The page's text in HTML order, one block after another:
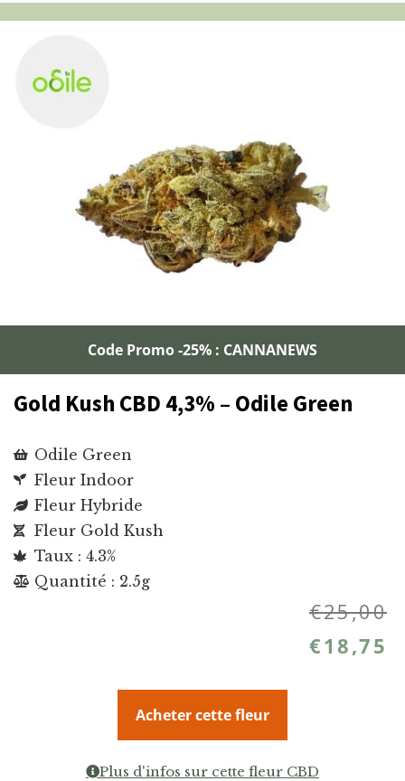
Code Promo -25% : CANNANEWS
Gold Kush CBD 4,3% – Odile Green
Odile Green
Fleur Indoor
Fleur Hybride
Fleur Gold Kush
Taux : 4.3%
Quantité : 2.5g
€25,00
€18,75
Acheter cette fleur
Plus d'infos sur cette fleur CBD